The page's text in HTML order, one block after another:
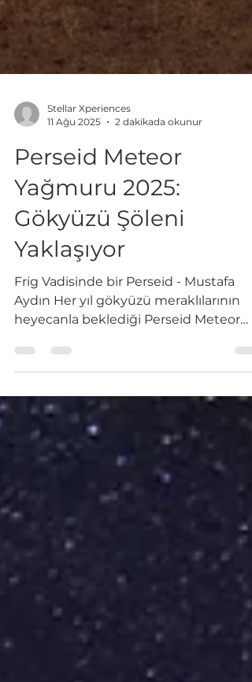
Stellar Xperiences
11 Ağu 2025
2 dakikada okunur
Perseid Meteor
Yağmuru 2025:
Gökyüzü Şöleni
Yaklaşıyor
Frig Vadisinde bir Perseid - Mustafa
heyecanla beklediği Perseid Meteor
Yağmuru , Ağustos ayında...